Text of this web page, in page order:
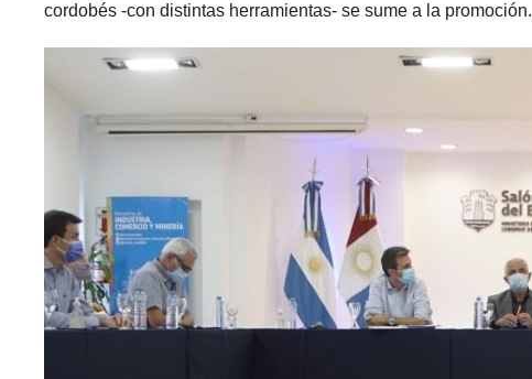
cordobés -con distintas herramientas- se sume a la promoción.